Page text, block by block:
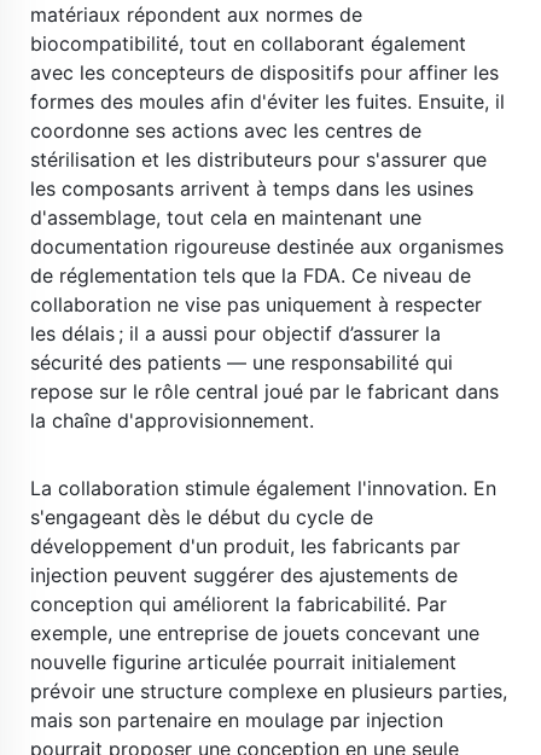
matériaux répondent aux normes de
biocompatibilité, tout en collaborant également
avec les concepteurs de dispositifs pour affiner les
formes des moules afin d'éviter les fuites. Ensuite, il
coordonne ses actions avec les centres de
stérilisation et les distributeurs pour s'assurer que
les composants arrivent à temps dans les usines
d'assemblage, tout cela en maintenant une
documentation rigoureuse destinée aux organismes
de réglementation tels que la FDA. Ce niveau de
collaboration ne vise pas uniquement à respecter
les délais ; il a aussi pour objectif d’assurer la
sécurité des patients — une responsabilité qui
repose sur le rôle central joué par le fabricant dans
la chaîne d'approvisionnement.
La collaboration stimule également l'innovation. En
s'engageant dès le début du cycle de
développement d'un produit, les fabricants par
injection peuvent suggérer des ajustements de
conception qui améliorent la fabricabilité. Par
exemple, une entreprise de jouets concevant une
nouvelle figurine articulée pourrait initialement
prévoir une structure complexe en plusieurs parties,
mais son partenaire en moulage par injection
pourrait proposer une conception en une seule